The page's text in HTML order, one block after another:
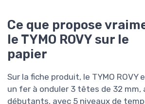
Ce que propose
le TYMO ROVY sur le
papier
Sur la fiche produit, le TYMO ROVY
un fer à onduler 3 têtes de 32 mm,
débutants, avec 5 niveaux de